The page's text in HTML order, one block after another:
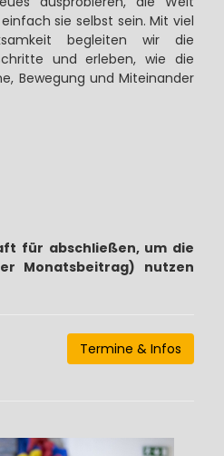
sie selbst sein. Mit viel
begleiten wir die
und erleben, wie die
Bewegung und Miteinander
für abschließen, um die
Monatsbeitrag) nutzen
Termine & Infos